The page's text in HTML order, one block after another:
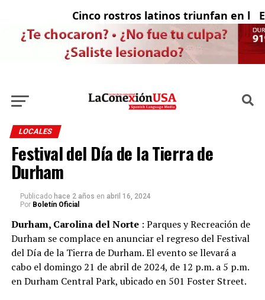
Cinco rostros latinos triunfan en laEl
LOCALES
Festival del Día de la Tierra de
Durham
Publicado hace 2 años en abril 16, 2024
Por Boletín Oficial
Durham, Carolina del Norte: Parques y Recreación de
Durham se complace en anunciar el regreso del Festival
del Día de la Tierra de Durham. El evento se llevará a
cabo el domingo 21 de abril de 2024, de 12 p.m. a 5 p.m.
en Durham Central Park, ubicado en 501 Foster Street.